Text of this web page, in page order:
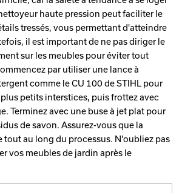
haute pression peut faciliter le
tressés, vous permettant d'atteindre
il est important de ne pas diriger le
sur les meubles pour éviter tout
par utiliser une lance à
comme le CU 100 de STIHL pour
petits interstices, puis frottez avec
Terminez avec une buse à jet plat pour
de savon. Assurez-vous que la
tout au long du processus. N'oubliez pas
vos meubles de jardin après le